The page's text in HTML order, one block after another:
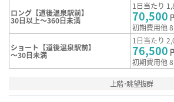
ロング【道後温泉駅前】
30日以上～360日未満
1日当たり
70,500
初期費用他
ショート【道後温泉駅前】
～30日未満
1日当たり
76,500
初期費用他
上階･眺望抜群